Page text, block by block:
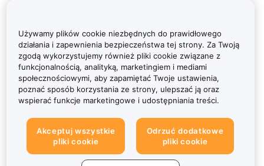
Używamy plików cookie niezbędnych do prawidłowego
działania i zapewnienia bezpieczeństwa tej strony. Za Twoją
zgodą wykorzystujemy również pliki cookie związane z
funkcjonalnością, analityką, marketingiem i mediami
społecznościowymi, aby zapamiętać Twoje ustawienia,
poznać sposób korzystania ze strony, ulepszać ją oraz
wspierać funkcje marketingowe i udostępniania treści.
Akceptuj wszystkie
pliki cookie
Odrzuć dodatkowe
pliki cookie